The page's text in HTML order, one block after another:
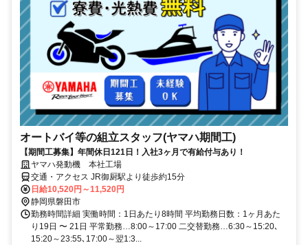
オートバイ等の組立スタッフ(ヤマハ期間工)
【期間工募集】年間休日121日！入社3ヶ月で有給付与あり！
ヤマハ発動機 本社工場
交通・アクセス JR御厨駅より徒歩約15分
日給10,520円～11,520円
静岡県磐田市
勤務時間詳細 実働時間：1日あたり8時間 平均勤務日数：1ヶ月あた
り19日 〜 21日 平常勤務…8:00～17:00 二交替勤務…6:30～15:20､
15:20～23:55､17:00～翌1:3...